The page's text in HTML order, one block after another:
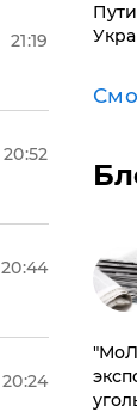
21:19
20:52
20:44
20:24